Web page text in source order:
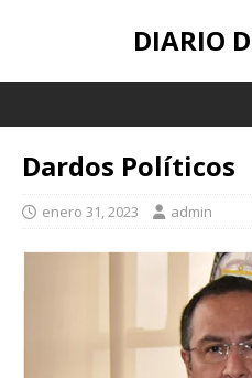
DIARIO
Dardos Políticos
enero 31, 2023 admin